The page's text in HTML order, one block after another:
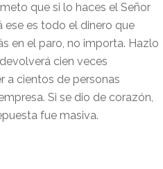
que si lo haces el Señor
ese es todo el dinero que
en el paro, no importa. Hazlo
cien veces
a cientos de personas
Si se dio de corazón,
fue masiva.